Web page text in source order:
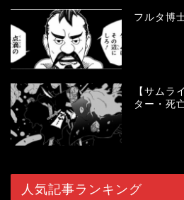
フルタ博
【サムラ
ター・死
人気記事ランキング